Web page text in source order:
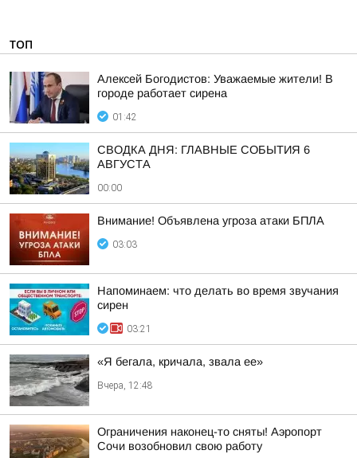
ТОП
Алексей Богодистов: Уважаемые жители! В
городе работает сирена
01:42
СВОДКА ДНЯ: ГЛАВНЫЕ СОБЫТИЯ 6
АВГУСТА
00:00
Внимание! Объявлена угроза атаки БПЛА
03:03
Напоминаем: что делать во время звучания
сирен
03:21
«Я бегала, кричала, звала ее»
Вчера, 12:48
Ограничения наконец-то сняты! Аэропорт
Сочи возобновил свою работу